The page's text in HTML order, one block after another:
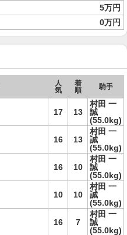
5万円
0万円
人
気
着
順
騎手
17 13
村田 一
誠
(55.0kg)
16 13
村田 一
誠
(55.0kg)
16 10
村田 一
誠
(55.0kg)
10 10
村田 一
誠
(55.0kg)
16 7
村田 一
誠
(55.0kg)